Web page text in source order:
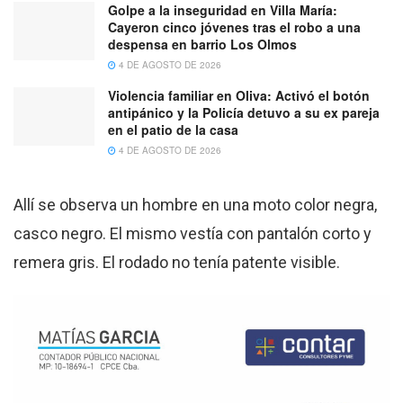
Golpe a la inseguridad en Villa María:
Cayeron cinco jóvenes tras el robo a una
despensa en barrio Los Olmos
4 DE AGOSTO DE 2026
Violencia familiar en Oliva: Activó el botón
antipánico y la Policía detuvo a su ex pareja
en el patio de la casa
4 DE AGOSTO DE 2026
Allí se observa un hombre en una moto color negra,
casco negro. El mismo vestía con pantalón corto y
remera gris. El rodado no tenía patente visible.